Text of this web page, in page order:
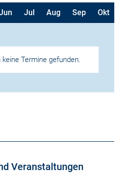
Jul Aug Sep Okt
keine Termine gefunden.
Veranstaltungen